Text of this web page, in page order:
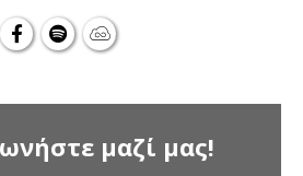
μαζί μας!